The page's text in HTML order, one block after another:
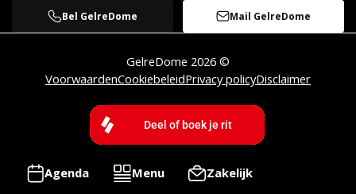
Agenda Menu Zakelijk
Bel GelreDome Mail GelreDome
GelreDome 2026 ©
VoorwaardenCookiebeleidPrivacy policyDisclaimer